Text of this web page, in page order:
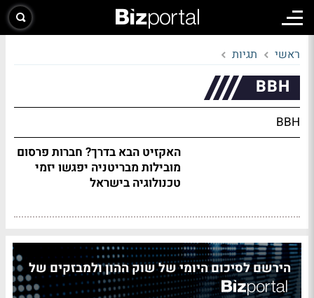
ראשי תגיות
BBH
BBH
האקזיט הבא בדרך? חברות פרסום
מובילות מבריטניה יפגשו יזמי
טכנולוגיה בישראל
הירשם לסיכום היומי של שוק ההון ולמבזקים של